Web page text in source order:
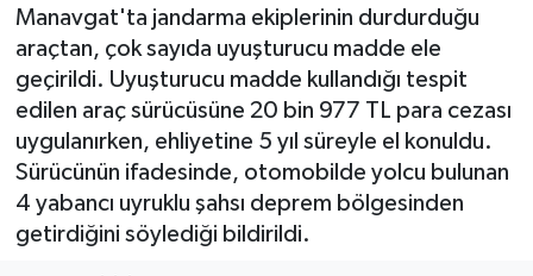
Manavgat'ta jandarma ekiplerinin durdurduğu
araçtan, çok sayıda uyuşturucu madde ele
geçirildi. Uyuşturucu madde kullandığı tespit
edilen araç sürücüsüne 20 bin 977 TL para cezası
uygulanırken, ehliyetine 5 yıl süreyle el konuldu.
Sürücünün ifadesinde, otomobilde yolcu bulunan
4 yabancı uyruklu şahsı deprem bölgesinden
getirdiğini söylediği bildirildi.
Tüm Manşetler
Son Dakika Haberleri
Haber Arşivi